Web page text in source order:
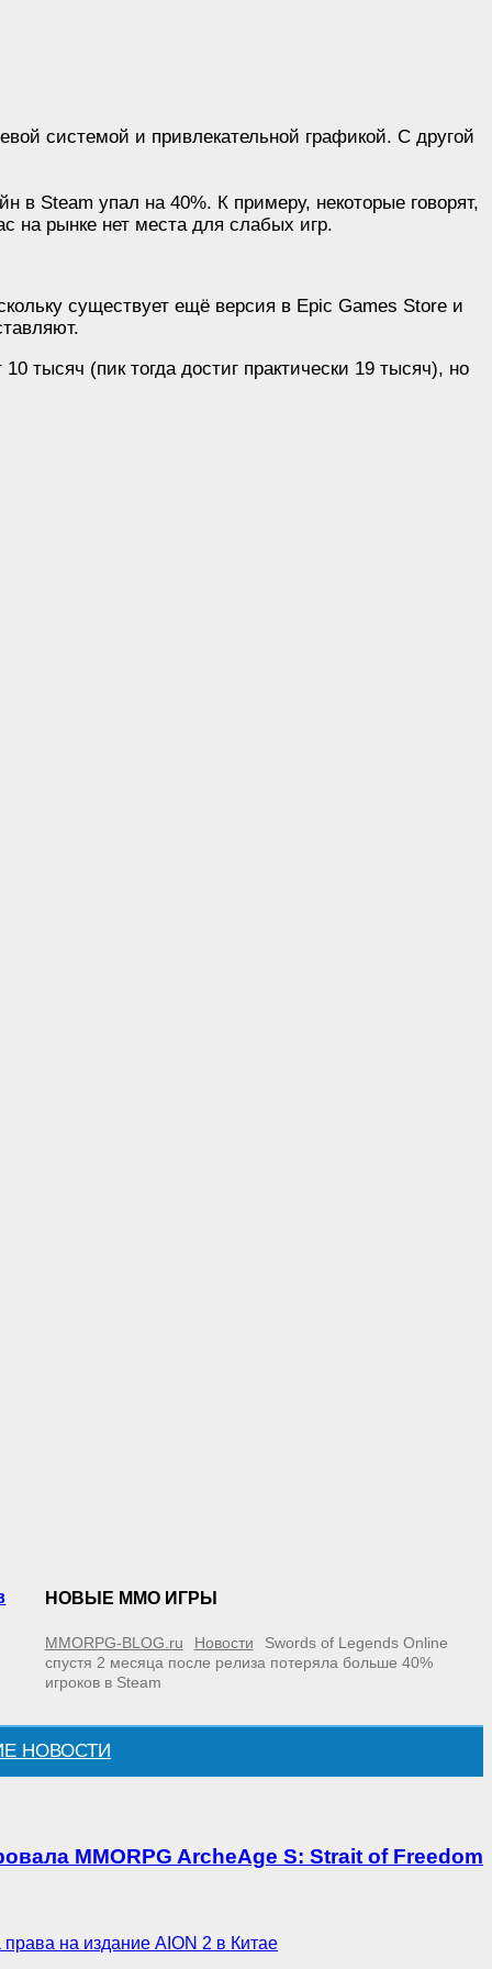
системой и привлекательной графикой. С другой
в Steam упал на 40%. К примеру, некоторые говорят,
на рынке нет места для слабых игр.
существует ещё версия в Epic Games Store и
10 тысяч (пик тогда достиг практически 19 тысяч), но
НОВЫЕ MMO ИГРЫ
MMORPG-BLOG.ru Новости
Swords of Legends Online
спустя 2 месяца после релиза потеряла больше 40%
игроков в Steam
НОВОСТИ
MMORPG ArcheAge S: Strait of Freedom